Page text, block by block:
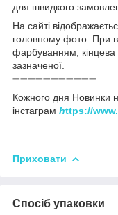
для швидкого
На сайті
головному фото. При
фарбуванням, кінцева
зазначеної.
➖➖➖➖➖➖➖➖➖➖➖
Кожного дня Новинки
інстаграм https://
Приховати
Спосіб упаковки